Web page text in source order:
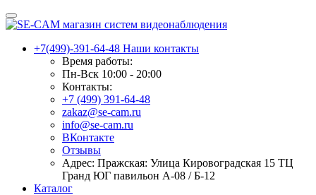
+7(499)-391-64-48 Наши контакты
Время работы:
Пн-Вск 10:00 - 20:00
Контакты:
+7 (499) 391-64-48
zakaz@se-cam.ru
info@se-cam.ru
ВКонтакте
Отзывы
Адрес: Пражская: Улица Кировоградская 15 ТЦ
Гранд ЮГ павильон А-08 / Б-12
Каталог